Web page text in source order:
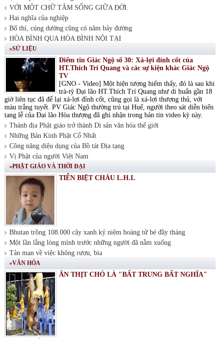
VỚI MỘT CHỮ TÂM SỐNG GIỮA ĐỜI.
Hai nghĩa của nghiệp
Bố thí, cúng dường cũng có năm bảy đường
HÒA BÌNH QUA HÒA BÌNH NỘI TẠI
»SỬ LIỆU
Điểm tin Giác Ngộ số 30: Xá-lợi đỉnh cốt của
HT.Thích Trí Quang và các sự kiện khác Giác Ngộ
TV
[GNO - Video] Một hiện tượng hiếm thấy, đó là sau khi
trà-tỳ Đại lão HT.Thích Trí Quang như di huấn gần 18
giờ liên tục đã để lại xá-lợi đỉnh cốt, cũng gọi là xá-lợi thượng thủ, với
màu trắng tuyết. PV Giác Ngộ thường trú tại Huế, người theo sát diễn biến
tang lễ của Đại lão Hòa thượng đã ghi nhận trong bản tin video kỳ này.
Thánh địa Phật giáo trở thành Di sản văn hóa thế giới
Những Bản Kinh Phật Cổ Nhất
Công năng diệu dụng của Bồ tát Địa tạng
Vị Phật của người Việt Nam
»PHẬT GIÁO VÀ THỜI ĐẠI
TIỄN BIỆT CHÁU L.H.L
Bhutan trồng 108.000 cây xanh kỷ niệm hoàng tử bé đầy tháng
Một lần lắng lòng mình trước những người đã nằm xuống
Tản mạn về việc không rượu, bia
»VĂN HÓA
ĂN THỊT CHÓ LÀ "BẤT TRUNG BẤT NGHĨA"